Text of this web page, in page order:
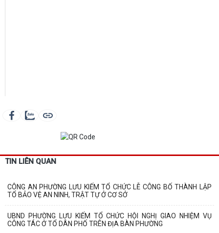
TIN LIÊN QUAN
CÔNG AN PHƯỜNG LƯU KIẾM TỔ CHỨC LỄ CÔNG BỐ THÀNH LẬP
TỔ BẢO VỆ AN NINH, TRẬT TỰ Ở CƠ SỞ
UBND PHƯỜNG LƯU KIẾM TỔ CHỨC HỘI NGHỊ GIAO NHIỆM VỤ
CÔNG TÁC Ở TỔ DÂN PHỐ TRÊN ĐỊA BÀN PHƯỜNG